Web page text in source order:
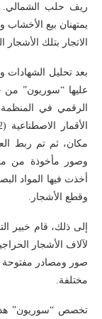
ريف حلب الشمالي.
يمتهنان بيع
الاتجار بتلك الأشجار
بعد تحليل الشهادات
عليها “سوريون” من
الرقمي في المنظمة
مكان، ثم تم ربط
وصور مأخوذة من
أخذت فيها المواد
وقطع الأشجار.
إلى ذلك، قام خبير
صور ومصادر مفتوحة
مختلفة.
تخصص “سوريون” هذا